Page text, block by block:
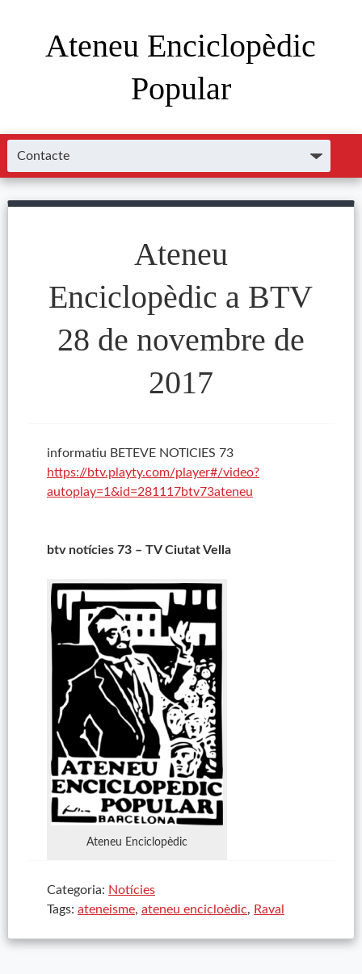
Ateneu Enciclopèdic
Popular
Ateneu
Enciclopèdic a BTV
28 de novembre de
2017
informatiu BETEVE NOTICIES 73
https://btv.playty.com/player#/video?
autoplay=1&id=281117btv73ateneu
btv notícies 73 – TV Ciutat Vella
Ateneu Enciclopèdic
Categoria: Notícies
Tags: ateneisme, ateneu encicloèdic, Raval